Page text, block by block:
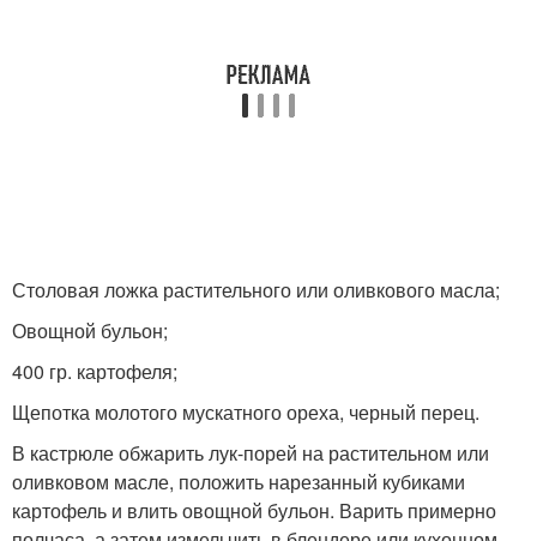
Столовая ложка растительного или оливкового масла;
Овощной бульон;
400 гр. картофеля;
Щепотка молотого мускатного ореха, черный перец.
В кастрюле обжарить лук-порей на растительном или
оливковом масле, положить нарезанный кубиками
картофель и влить овощной бульон. Варить примерно